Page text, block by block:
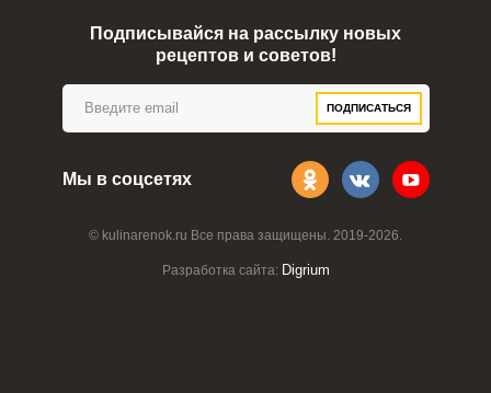
© kulinarenok.ru Все права защищены. 2019-2026.
Разработка сайта: Digrium
Подписывайся на рассылку новых
рецептов и советов!
ПОДПИСАТЬСЯ
Мы в соцсетях